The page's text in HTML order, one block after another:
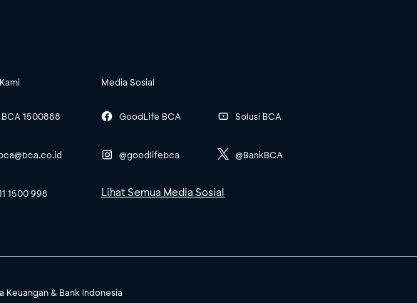
BCA 1500888
1500 998
Media Sosial
GoodLife BCA
@goodlifebca
Solusi BCA
@BankBCA
Lihat Semua Media Sosial
& Bank Indonesia